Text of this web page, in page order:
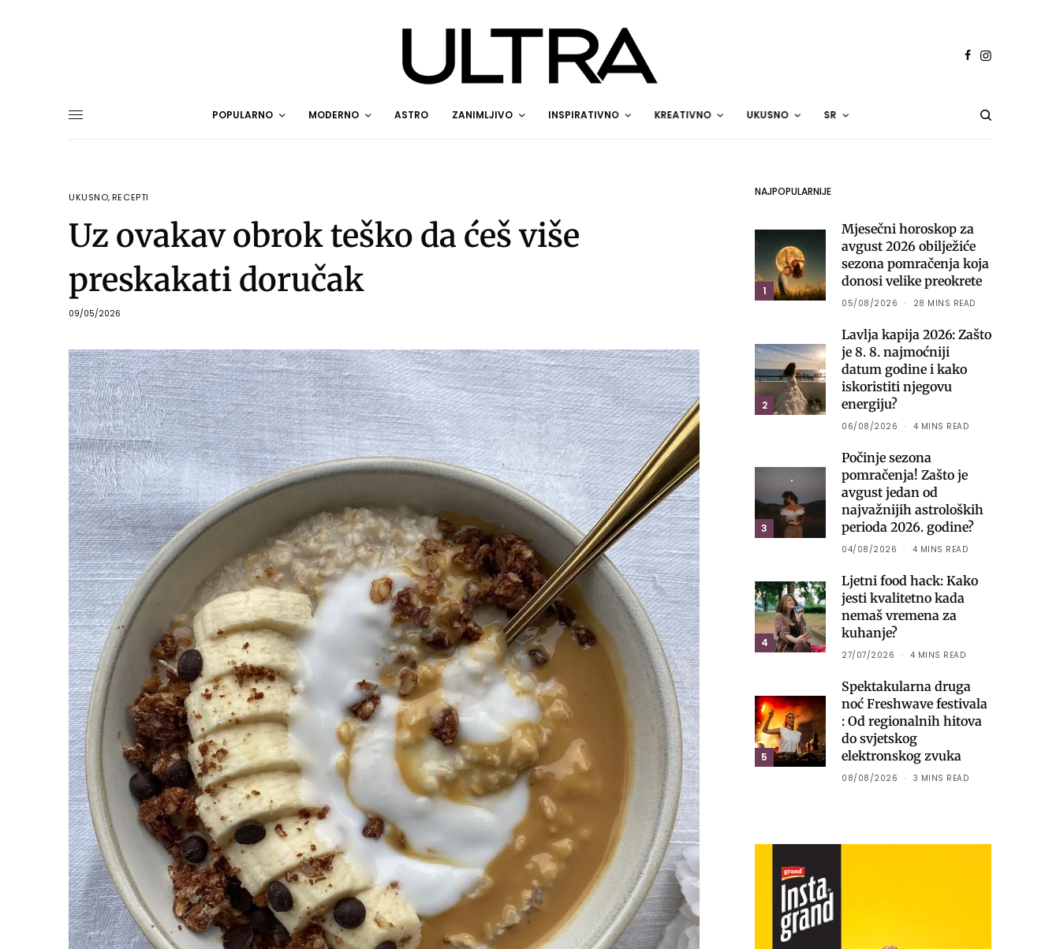
POPULARNO MODERNO ASTRO ZANIMLJIVO INSPIRATIVNO KREATIVNO UKUSNO SR
UKUSNO,RECEPTI
Uz ovakav obrok teško da ćeš više
preskakati doručak
09/05/2026
NAJPOPULARNIJE
1
Mjesečni horoskop za
avgust 2026 obilježiće
sezona pomračenja koja
donosi velike preokrete
05/08/2026 28 MINS READ
2
Lavlja kapija 2026: Zašto
je 8. 8. najmoćniji
datum godine i kako
iskoristiti njegovu
energiju?
06/08/2026 4 MINS READ
3
Počinje sezona
pomračenja! Zašto je
avgust jedan od
najvažnijih astroloških
perioda 2026. godine?
04/08/2026 4 MINS READ
4
Ljetni food hack: Kako
jesti kvalitetno kada
nemaš vremena za
kuhanje?
27/07/2026 4 MINS READ
5
Spektakularna druga
noć Freshwave festivala
: Od regionalnih hitova
do svjetskog
elektronskog zvuka
08/08/2026 3 MINS READ